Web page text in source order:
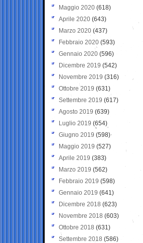
Maggio 2020 (618)
Aprile 2020 (643)
Marzo 2020 (437)
Febbraio 2020 (593)
Gennaio 2020 (596)
Dicembre 2019 (542)
Novembre 2019 (316)
Ottobre 2019 (631)
Settembre 2019 (617)
Agosto 2019 (639)
Luglio 2019 (654)
Giugno 2019 (598)
Maggio 2019 (527)
Aprile 2019 (383)
Marzo 2019 (562)
Febbraio 2019 (598)
Gennaio 2019 (641)
Dicembre 2018 (623)
Novembre 2018 (603)
Ottobre 2018 (631)
Settembre 2018 (586)